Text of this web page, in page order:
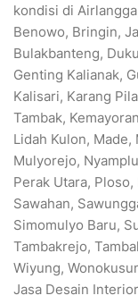
kondisi di
Benowo, Bringin,
Bulakbanteng,
Genting Kalianak,
Kalisari, Karang
Tambak,
Lidah Kulon, Made,
Mulyorejo,
Perak Utara,
Sawahan,
Simomulyo Baru,
Tambakrejo,
Wiyung,
Jasa Desain